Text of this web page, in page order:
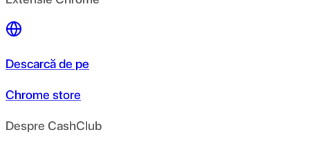
Descarcă de pe
Chrome store
Despre CashClub